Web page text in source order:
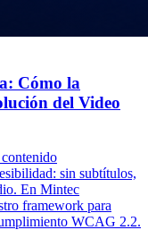
Cómo la
del Video
sin subtítulos,
En Mintec
framework para
WCAG 2.2.